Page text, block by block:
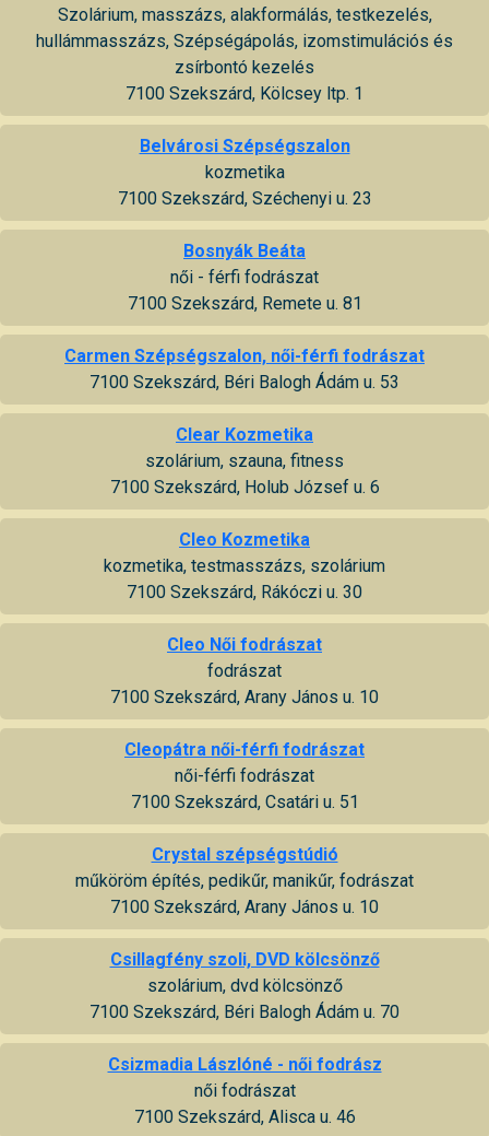
Szolárium, masszázs, alakformálás, testkezelés,
hullámmasszázs, Szépségápolás, izomstimulációs és
zsírbontó kezelés
7100 Szekszárd, Kölcsey ltp. 1
Belvárosi Szépségszalon
kozmetika
7100 Szekszárd, Széchenyi u. 23
Bosnyák Beáta
női - férfi fodrászat
7100 Szekszárd, Remete u. 81
Carmen Szépségszalon, női-férfi fodrászat
7100 Szekszárd, Béri Balogh Ádám u. 53
Clear Kozmetika
szolárium, szauna, fitness
7100 Szekszárd, Holub József u. 6
Cleo Kozmetika
kozmetika, testmasszázs, szolárium
7100 Szekszárd, Rákóczi u. 30
Cleo Női fodrászat
fodrászat
7100 Szekszárd, Arany János u. 10
Cleopátra női-férfi fodrászat
női-férfi fodrászat
7100 Szekszárd, Csatári u. 51
Crystal szépségstúdió
műköröm építés, pedikűr, manikűr, fodrászat
7100 Szekszárd, Arany János u. 10
Csillagfény szoli, DVD kölcsönző
szolárium, dvd kölcsönző
7100 Szekszárd, Béri Balogh Ádám u. 70
Csizmadia Lászlóné - női fodrász
női fodrászat
7100 Szekszárd, Alisca u. 46